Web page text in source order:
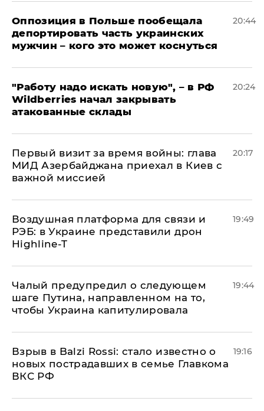
Оппозиция в Польше пообещала
депортировать часть украинских
мужчин – кого это может коснуться
20:44
"Работу надо искать новую", – в РФ
Wildberries начал закрывать
атакованные склады
20:24
Первый визит за время войны: глава
МИД Азербайджана приехал в Киев с
важной миссией
20:17
Воздушная платформа для связи и
РЭБ: в Украине представили дрон
Highline-T
19:49
Чалый предупредил о следующем
шаге Путина, направленном на то,
чтобы Украина капитулировала
19:44
Взрыв в Balzi Rossi: стало известно о
новых пострадавших в семье Главкома
ВКС РФ
19:16